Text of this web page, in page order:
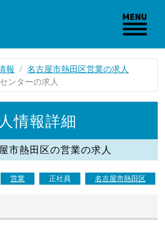
報
名古屋市熱田区営業の求人
ンターの求人
情報詳細
市熱田区の営業の求人
営業 正社員 名古屋市熱田区